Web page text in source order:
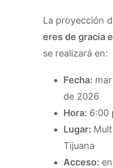
La proyección
eres de gracia
se realizará en:
Fecha:
de 2026
Hora: 6:00
Lugar:
Tijuana
Acceso: